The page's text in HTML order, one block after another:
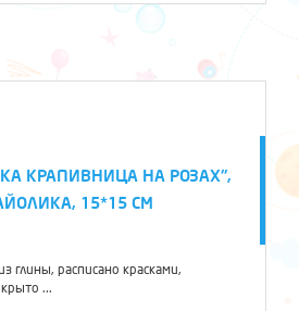
КРАПИВНИЦА НА РОЗАХ",
15*15 СМ
глины, расписано красками,
...